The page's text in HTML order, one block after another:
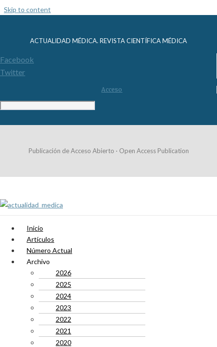
Skip to content
ACTUALIDAD MÉDICA. REVISTA CIENTÍFICA MÉDICA
Facebook
Twitter
Acceso
Publicación de Acceso Abierto · Open Access Publication
Inicio
Artículos
Número Actual
Archivo
2026
2025
2024
2023
2022
2021
2020